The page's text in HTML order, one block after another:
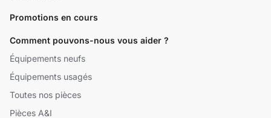
Promotions en cours
Comment pouvons-nous vous aider ?
Équipements neufs
Équipements usagés
Toutes nos pièces
Pièces A&I